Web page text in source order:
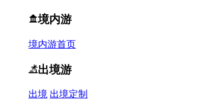
境内游
境内游首页
出境游
出境 出境定制